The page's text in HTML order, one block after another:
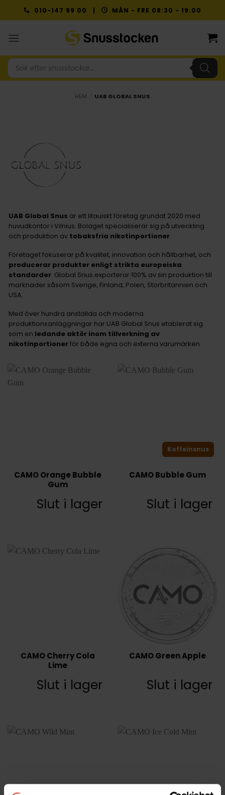
to
010-147 99 00 | MÅN - FRE 08:30 - 19:00
Produktsökning
HEM UAB GLOBAL SNUS
UAB Global Snus är ett litauiskt företag grundat 2020 med
huvudkontor i Vilnius. Bolaget specialiserar sig på utveckling
och produktion av tobaksfria nikotinportioner.
Företaget fokuserar på kvalitet, innovation och hållbarhet, och
producerar produkter enligt strikta europeiska
standarder. Global Snus exporterar 100% av sin produktion till
marknader såsom Sverige, Finland, Polen, Storbritannien och
USA.
Med över hundra anställda och moderna
produktionsanläggningar har UAB Global Snus etablerat sig
som en ledande aktör inom tillverkning av
nikotinportionerför både egna och externa varumärken.
CAMO Orange Bubble
Gum
Slut i lager
Koffeinsnus
CAMO Bubble Gum
Slut i lager
CAMO Cherry Cola
Lime
Slut i lager
CAMO Green Apple
Slut i lager